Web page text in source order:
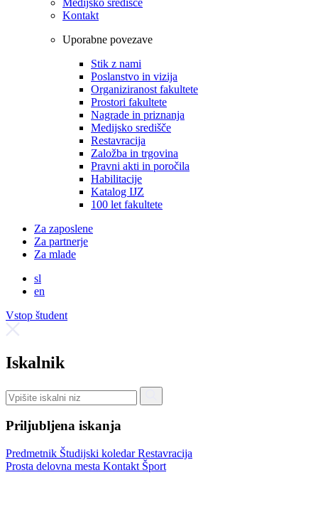
Kontakt
Uporabne povezave
Stik z nami
Poslanstvo in vizija
Organiziranost fakultete
Prostori fakultete
Nagrade in priznanja
Medijsko središče
Restavracija
Založba in trgovina
Pravni akti in poročila
Habilitacije
Katalog IJZ
100 let fakultete
Za zaposlene
Za partnerje
Za mlade
sl
en
Vstop študent
Iskalnik
Priljubljena iskanja
Predmetnik Študijski koledarRestavracija
Prosta delovna mesta Kontakt Šport